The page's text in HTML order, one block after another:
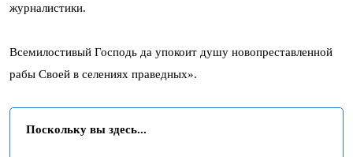
журналистики.
Всемилостивый Господь да упокоит душу новопреставленной
рабы Своей в селениях праведных».
Поскольку вы здесь...